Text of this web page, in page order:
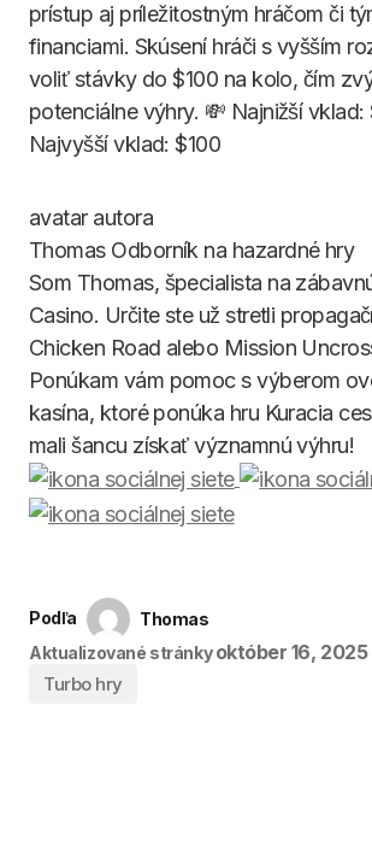
prístup aj príležitostným hráčom či
financiami. Skúsení hráči s vyšším
voliť stávky do $100 na kolo, čím
potenciálne výhry. 💸 Najnižší vklad:
Najvyšší vklad: $100
Thomas Odborník na hazardné hry
Som Thomas, špecialista na
Casino. Určite ste už stretli
Chicken Road alebo Mission
Ponúkam vám pomoc s výberom
kasína, ktoré ponúka hru Kuracia
mali šancu získať významnú výhru!
Podľa
Thomas
Aktualizované stránky október 16, 2025
Turbo hry